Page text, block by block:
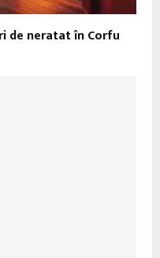
de neratat în Corfu